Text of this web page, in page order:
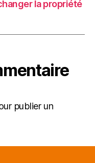
la propriété
publier un